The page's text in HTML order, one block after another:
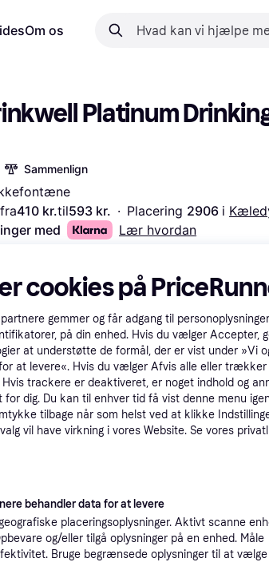
Om os
Platinum
Sammenlign
410 kr.til593 kr. · Placering 2906 i
med
Lær hvordan
Fri fragt,
cookies på
partnere gemmer og får adgang til
på din enhed. Hvis du vælger Accepter,
at understøtte de formål, der er vist under »Vi
at levere«. Hvis du vælger Afvis alle eller
trackere er deaktiveret, er noget indhold og
for dig. Du kan til enhver tid få vist denne menu
tilbage når som helst ved at klikke
vil have virkning i vores Website. Se vores
behandler data for at levere
placeringsoplysninger. Aktivt scanne
og/eller tilgå oplysninger på en enhed. Måle
Bruge begrænsede oplysninger til at